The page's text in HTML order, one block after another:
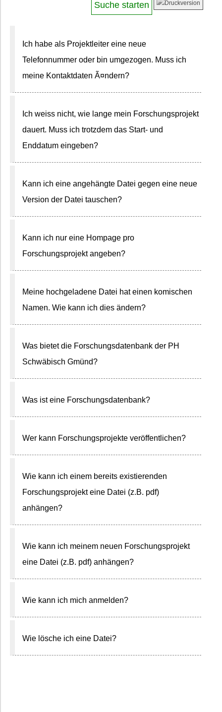
Ich habe als Projektleiter eine neue
Telefonnummer oder bin umgezogen. Muss ich
meine Kontaktdaten Ã¤ndern?
Ich weiss nicht, wie lange mein Forschungsprojekt
dauert. Muss ich trotzdem das Start- und
Enddatum eingeben?
Kann ich eine angehängte Datei gegen eine neue
Version der Datei tauschen?
Kann ich nur eine Hompage pro
Forschungsprojekt angeben?
Meine hochgeladene Datei hat einen komischen
Namen. Wie kann ich dies ändern?
Was bietet die Forschungsdatenbank der PH
Schwäbisch Gmünd?
Was ist eine Forschungsdatenbank?
Wer kann Forschungsprojekte veröffentlichen?
Wie kann ich einem bereits existierenden
Forschungsprojekt eine Datei (z.B. pdf)
anhängen?
Wie kann ich meinem neuen Forschungsprojekt
eine Datei (z.B. pdf) anhängen?
Wie kann ich mich anmelden?
Wie lösche ich eine Datei?